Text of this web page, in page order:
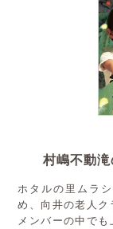
村嶋不動
ホタルの里ムラ
め、向井の老人ク
メンバーの中で